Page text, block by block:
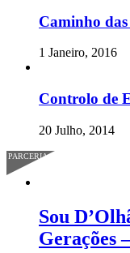
Caminho
1 Janeiro, 2016
Controlo de
20 Julho, 2014
PARCERIA
Sou
Gerações